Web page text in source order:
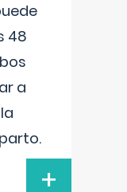
48
a
+